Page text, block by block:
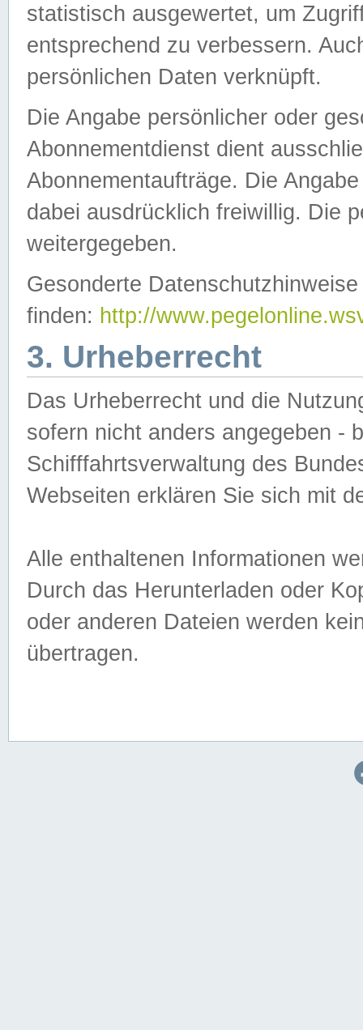
statistisch ausgewertet, um
entsprechend zu verbessern.
persönlichen Daten verknüpft.
Die Angabe persönlicher oder
Abonnementdienst dient
Abonnementaufträge. Die
dabei ausdrücklich freiwillig. Die
weitergegeben.
Gesonderte
finden: http://
3. Urheberrecht
Das Urheberrecht und die
sofern nicht anders angegeben -
Schifffahrtsverwaltung des
Webseiten erklären Sie sich mit
Alle enthaltenen Informationen
Durch das Herunterladen oder
oder anderen Dateien werden
übertragen.